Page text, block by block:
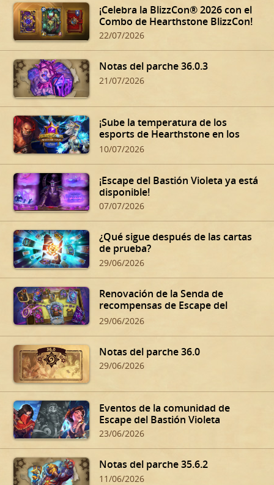
¡Celebra la BlizzCon® 2026 con el
Combo de Hearthstone BlizzCon!
22/07/2026
Notas del parche 36.0.3
21/07/2026
¡Sube la temperatura de los
esports de Hearthstone en los
Summer Playoffs!
10/07/2026
¡Escape del Bastión Violeta ya está
disponible!
07/07/2026
¿Qué sigue después de las cartas
de prueba?
29/06/2026
Renovación de la Senda de
recompensas de Escape del
Bastión Violeta
29/06/2026
Notas del parche 36.0
29/06/2026
Eventos de la comunidad de
Escape del Bastión Violeta
23/06/2026
Notas del parche 35.6.2
11/06/2026